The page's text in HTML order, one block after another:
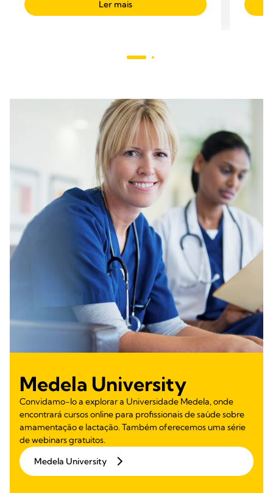
Ler mais
Medela University
Convidamo-lo a explorar a Universidade Medela, onde
encontrará cursos online para profissionais de saúde sobre
amamentação e lactação. Também oferecemos uma série
de webinars gratuitos.
Medela University